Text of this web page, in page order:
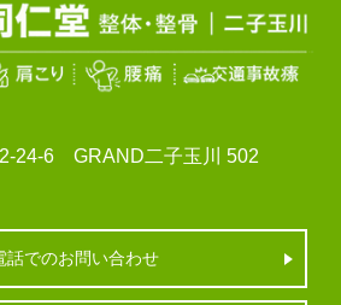
24-6 GRAND二子玉川 502
話でのお問い合わせ